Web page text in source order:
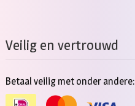
Veilig en vertrouwd
Betaal veilig met onder andere: